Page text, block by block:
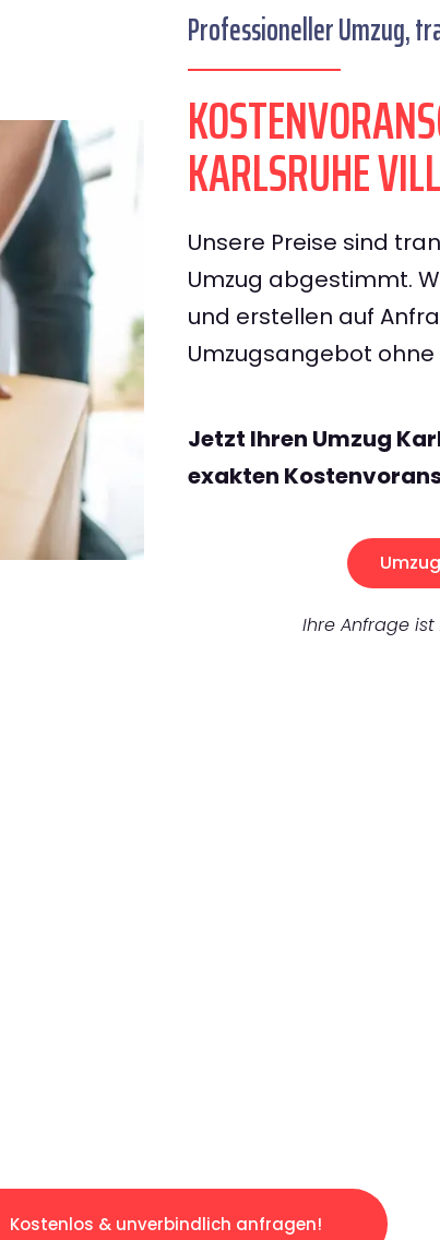
Professioneller Umzug,
KARLSRUHE
Unsere Preise sind
Umzug abgestimmt.
und erstellen auf
Umzugsangebot
Jetzt Ihren Umzug
exakten
Ihre Anfrage ist
Kostenlos & unverbindlich anfragen!